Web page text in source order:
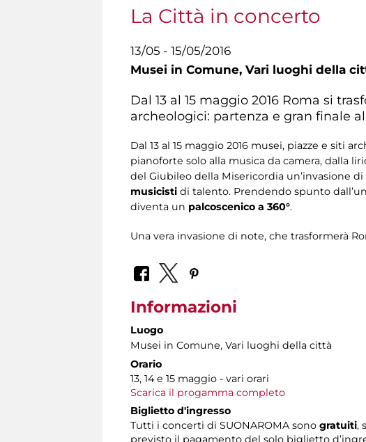
La Città in concerto
13/05 - 15/05/2016
Musei in Comune, Vari luoghi della
Dal 13 al 15 maggio 2016 Roma si
archeologici: partenza e gran finale
Dal 13 al 15 maggio 2016 musei, piazze e siti
pianoforte solo alla musica da camera, dalla
del Giubileo della Misericordia un’invasione di
musicisti di talento. Prendendo spunto
diventa un palcoscenico a 360°.
Una vera invasione di note, che trasformerà
Informazioni
Luogo
Musei in Comune, Vari luoghi della città
Orario
13, 14 e 15 maggio - vari orari
Scarica il progamma completo
Biglietto d'ingresso
Tutti i concerti di SUONAROMA sono gratuiti,
previsto il pagamento del solo biglietto